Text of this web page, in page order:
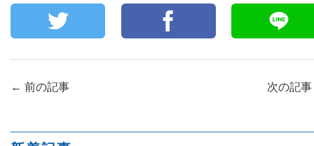
← 前の記事 次の記事